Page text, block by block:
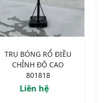
TRỤ BÓNG RỔ ĐIỀU
CHỈNH ĐỘ CAO
801818
Liên hệ